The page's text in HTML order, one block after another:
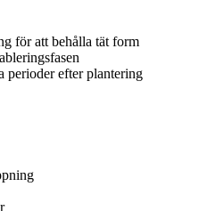
för att behålla tät form
perioder efter plantering